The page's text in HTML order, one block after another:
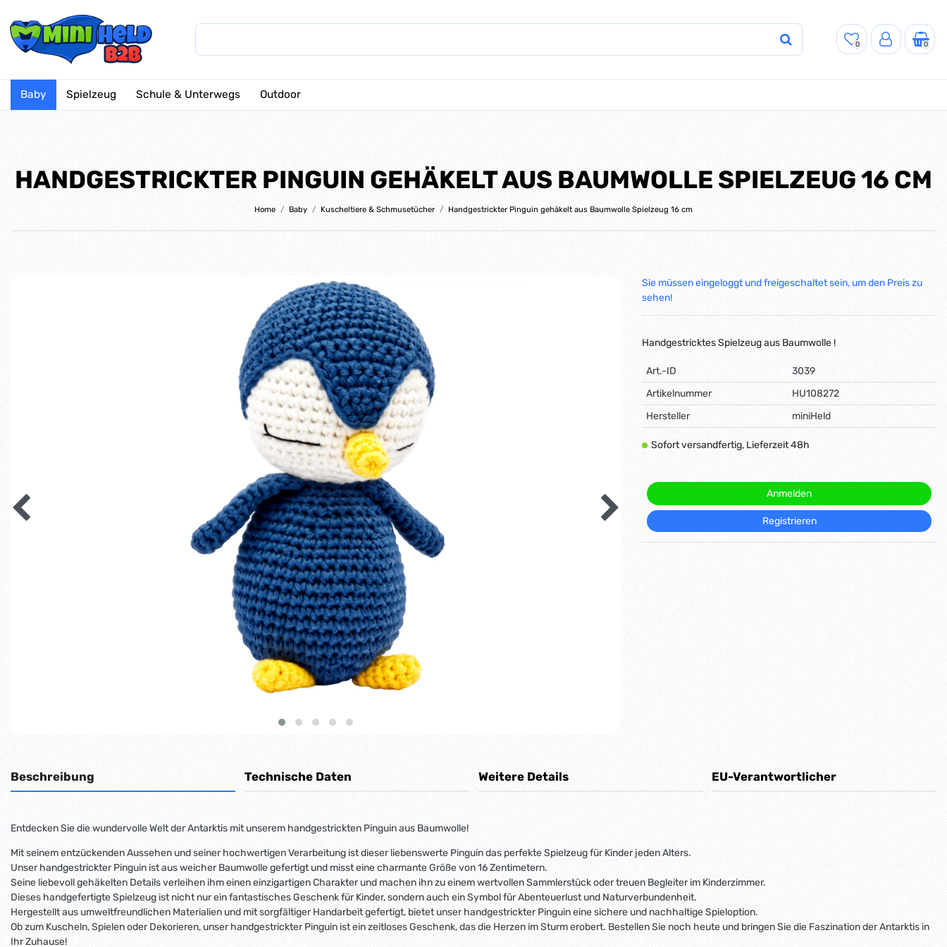
0 0
Baby Spielzeug Schule & Unterwegs Outdoor
HANDGESTRICKTER PINGUIN GEHÄKELT AUS BAUMWOLLE SPIELZEUG 16 CM
Home Baby Kuscheltiere & Schmusetücher Handgestrickter Pinguin gehäkelt aus Baumwolle Spielzeug 16 cm
Sie müssen eingeloggt und freigeschaltet sein, um den Preis zu
sehen!
Handgestricktes Spielzeug aus Baumwolle !
Art.-ID
3039
Artikelnummer
HU108272
Hersteller
miniHeld
Sofort versandfertig, Lieferzeit 48h
Anmelden
Registrieren
Beschreibung Technische Daten Weitere Details EU-Verantwortlicher
Entdecken Sie die wundervolle Welt der Antarktis mit unserem handgestrickten Pinguin aus Baumwolle!
Mit seinem entzückenden Aussehen und seiner hochwertigen Verarbeitung ist dieser liebenswerte Pinguin das perfekte Spielzeug für Kinder jeden Alters.
Unser handgestrickter Pinguin ist aus weicher Baumwolle gefertigt und misst eine charmante Größe von 16 Zentimetern.
Seine liebevoll gehäkelten Details verleihen ihm einen einzigartigen Charakter und machen ihn zu einem wertvollen Sammlerstück oder treuen Begleiter im Kinderzimmer.
Dieses handgefertigte Spielzeug ist nicht nur ein fantastisches Geschenk für Kinder, sondern auch ein Symbol für Abenteuerlust und Naturverbundenheit.
Hergestellt aus umweltfreundlichen Materialien und mit sorgfältiger Handarbeit gefertigt, bietet unser handgestrickter Pinguin eine sichere und nachhaltige Spieloption.
Ob zum Kuscheln, Spielen oder Dekorieren, unser handgestrickter Pinguin ist ein zeitloses Geschenk, das die Herzen im Sturm erobert. Bestellen Sie noch heute und bringen Sie die Faszination der Antarktis in
Ihr Zuhause!